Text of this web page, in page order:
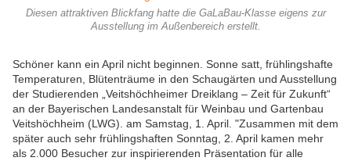
Diesen attraktiven Blickfang hatte die GaLaBau-Klasse eigens zur
Ausstellung im Außenbereich erstellt.
Schöner kann ein April nicht beginnen. Sonne satt, frühlingshafte
Temperaturen, Blütenträume in den Schaugärten und Ausstellung
der Studierenden „Veitshöchheimer Dreiklang – Zeit für Zukunft“
an der Bayerischen Landesanstalt für Weinbau und Gartenbau
Veitshöchheim (LWG). am Samstag, 1. April. "Zusammen mit dem
später auch sehr frühlingshaften Sonntag, 2. April kamen mehr
als 2.000 Besucher zur inspirierenden Präsentation für alle